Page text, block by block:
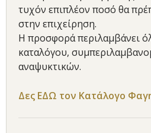
τυχόν επιπλέον ποσό θα
στην επιχείρηση.
Η προσφορά περιλαμβάνει
καταλόγου,
αναψυκτικών.
Δες ΕΔΩ τον Κατάλογο